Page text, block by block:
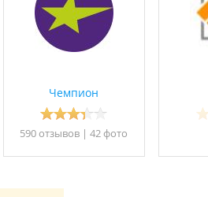
Чемпион
590 отзывов | 42 фото